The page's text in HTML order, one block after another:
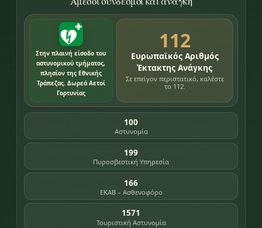
Στην πλαινή είσοδο του
αστυνομικού τμήματος,
πλησίον της Εθνικής
Τράπεζας. Δωρεά Αετοί
Γορτυνίας
112
Ευρωπαϊκός Αριθμός
Έκτακτης Ανάγκης
Σε επείγον περιστατικό, καλέστε
το 112.
100
Αστυνομία
199
Πυροσβεστική Υπηρεσία
166
ΕΚΑΒ – Ασθενοφόρο
1571
Τουριστική Αστυνομία